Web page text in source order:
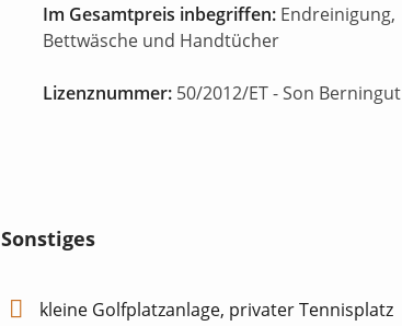
Im Gesamtpreis inbegriffen: Endreinigung,
Bettwäsche und Handtücher
Lizenznummer: 50/2012/ET- Son Berningut
Sonstiges
kleine Golfplatzanlage, privater Tennisplatz